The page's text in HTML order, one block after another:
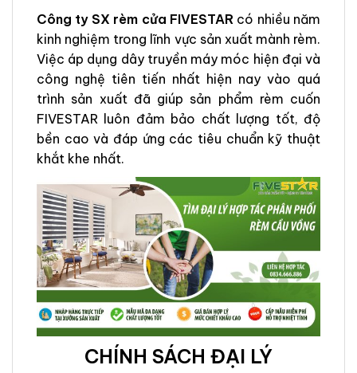
Công ty SX rèm cửa FIVESTAR có nhiều năm
kinh nghiệm trong lĩnh vực sản xuất mành rèm.
Việc áp dụng dây truyền máy móc hiện đại và
công nghệ tiên tiến nhất hiện nay vào quá
trình sản xuất đã giúp sản phẩm rèm cuốn
FIVESTAR luôn đảm bảo chất lượng tốt, độ
bền cao và đáp ứng các tiêu chuẩn kỹ thuật
khắt khe nhất.
CHÍNH SÁCH ĐẠI LÝ